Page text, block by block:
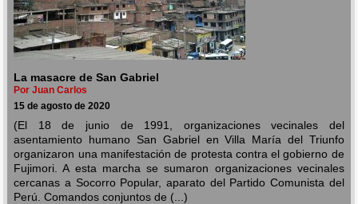
La masacre de San Gabriel
Por Juan Carlos
15 de agosto de 2020
(El 18 de junio de 1991, organizaciones vecinales del
asentamiento humano San Gabriel en Villa María del Triunfo
organizaron una manifestación de protesta contra el gobierno de
Fujimori. A esta marcha se sumaron organizaciones vecinales
cercanas a Socorro Popular, aparato del Partido Comunista del
Perú. Comandos conjuntos de (...)